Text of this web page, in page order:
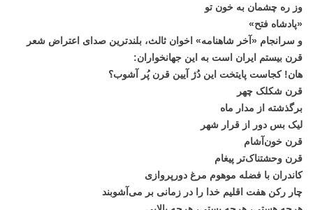
وز ره چشمان به خون تو
«پادشاه فتح»
و سرانجام «آخر شاهنامه» اخوان ثالث، بلندترین صدای اعتراض شعر
قرن بیستم ایران است به این جهانخواران:
هان! کجاست پایتخت این دُژ آیین قرن پُر آشوب؟
قرن شکلک چهر
برگذشته از مدار ماه
لیک بس دور از قرار شهر
قرن خون‌آشام
قرن وحشتناک‌تر پیغام
کاندران با فضله موهوم مرغ دورپروازی
چار رکن هفت اقلیم خدا را در زمانی بر می‌آشوبند